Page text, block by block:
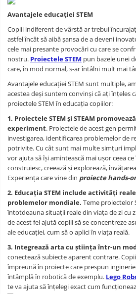
Avantajele educației STEM
Copiii indiferent de vârstă ar trebui
astfel încât să aibă șansa de a deveni
cele mai presante provocări cu care se
nostru. Proiectele STEM pun bazele unei
care, în mod normal, s-ar întâlni mult mai
Avantajele educației STEM sunt multiple,
acestea deși suntem convinși că ați înțeles
proiectele STEM în educația copiilor:
1. Proiectele STEM și STEAM
experiment. Proiectele de acest gen
investigarea, identificarea problemelor de
potrivite. Cu cât sunt mai multe simțuri
vor ajuta să își amintească mai ușor ceea
construiesc, creează și explorează,
Experiența care vine din proiecte hands-
2. Educația STEM include activități
problemelor mondiale. Teme proiectelor
întotdeauna situații reale din viața de zi cu
de acest fel ajută copiii să se concentreze
ale educației, cum să o aplici în viața reală.
3. Integrează arta cu știința într-un
conectează subiecte aparent contrare.
împreună în proiecte care prespun inginerie
întâmplă în robotică de exemplu. Lego
te va ajuta să înțelegi exact cum